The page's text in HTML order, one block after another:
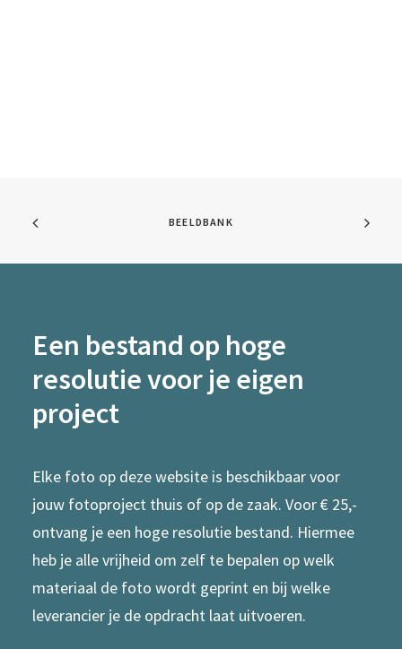
BEELDBANK
Een bestand op hoge
resolutie voor je eigen
project
Elke foto op deze website is beschikbaar voor
jouw fotoproject thuis of op de zaak. Voor € 25,-
ontvang je een hoge resolutie bestand. Hiermee
heb je alle vrijheid om zelf te bepalen op welk
materiaal de foto wordt geprint en bij welke
leverancier je de opdracht laat uitvoeren.